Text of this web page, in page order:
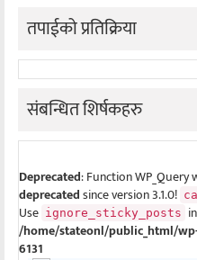
तपाईको प्रतिक्रिया
संबन्धित शिर्षकहरु
Deprecated: Function
deprecatedsince version 3.1.0!
Use ignore_sticky_posts
/home/stateonl/public_html/
6131